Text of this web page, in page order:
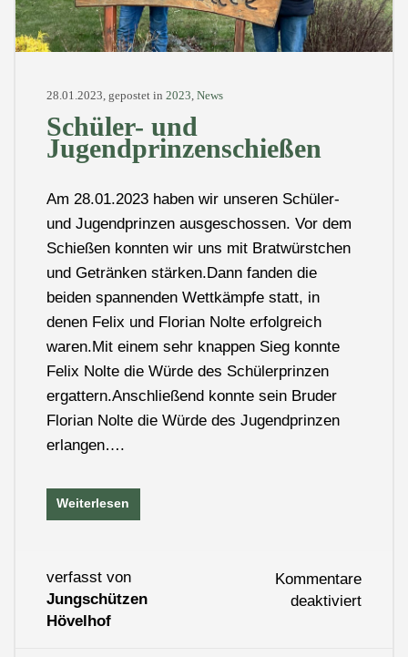
28.01.2023, gepostet in 2023 News
Schüler- und
Jugendprinzenschießen
Am 28.01.2023 haben wir unseren Schüler-
und Jugendprinzen ausgeschossen. Vor dem
Schießen konnten wir uns mit Bratwürstchen
und Getränken stärken.Dann fanden die
beiden spannenden Wettkämpfe statt, in
denen Felix und Florian Nolte erfolgreich
waren.Mit einem sehr knappen Sieg konnte
Felix Nolte die Würde des Schülerprinzen
ergattern.Anschließend konnte sein Bruder
Florian Nolte die Würde des Jugendprinzen
erlangen….
Weiterlesen
verfasst von
Jungschützen
Hövelhof
Kommentare
deaktiviertfür